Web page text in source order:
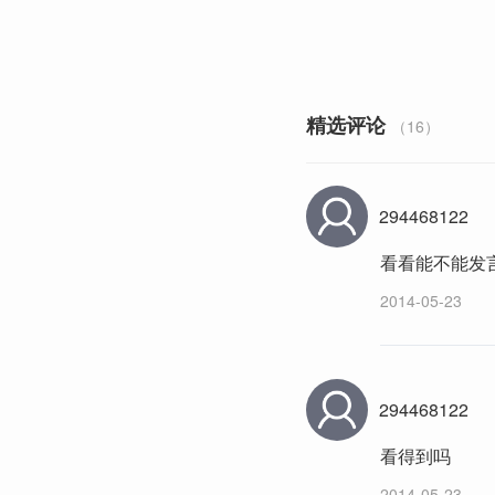
精选评论 （16）
294468122
看看能不能发
2014-05-23
294468122
看得到吗